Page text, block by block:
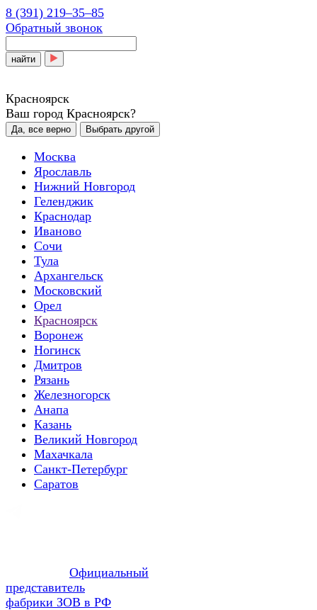
8 (391) 219‒35‒85
Обратный звонок
найти
Красноярск
Ваш город Красноярск?
Да, все верно Выбрать другой
Москва
Ярославль
Нижний Новгород
Геленджик
Краснодар
Иваново
Сочи
Тула
Архангельск
Московский
Орел
Красноярск
Воронеж
Ногинск
Дмитров
Рязань
Железногорск
Анапа
Казань
Великий Новгород
Махачкала
Санкт-Петербург
Саратов
Официальный
представитель
фабрики ЗОВ в РФ